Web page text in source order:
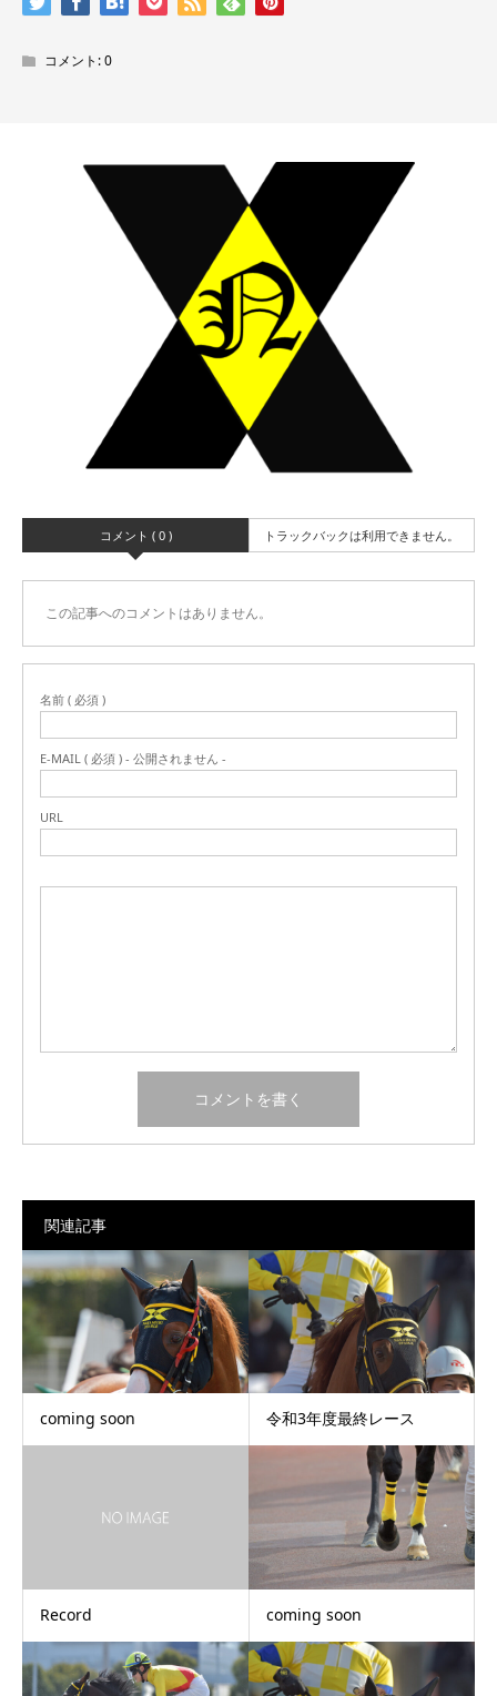
コメント:0
コメント ( 0 ) トラックバックは利用できません。
この記事へのコメントはありません。
名前 ( 必須 )
E-MAIL ( 必須 ) - 公開されません -
URL
関連記事
coming soon 令和3年度最終レース
Record coming soon